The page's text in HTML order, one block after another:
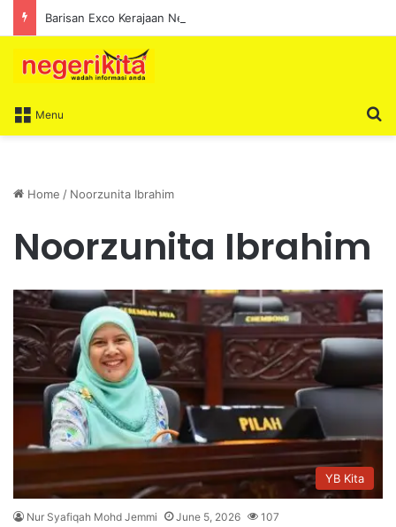
Menu
Home / Noorzunita Ibrahim
Noorzunita Ibrahim
YB Kita
Nur Syafiqah Mohd Jemmi June 5, 2026 107